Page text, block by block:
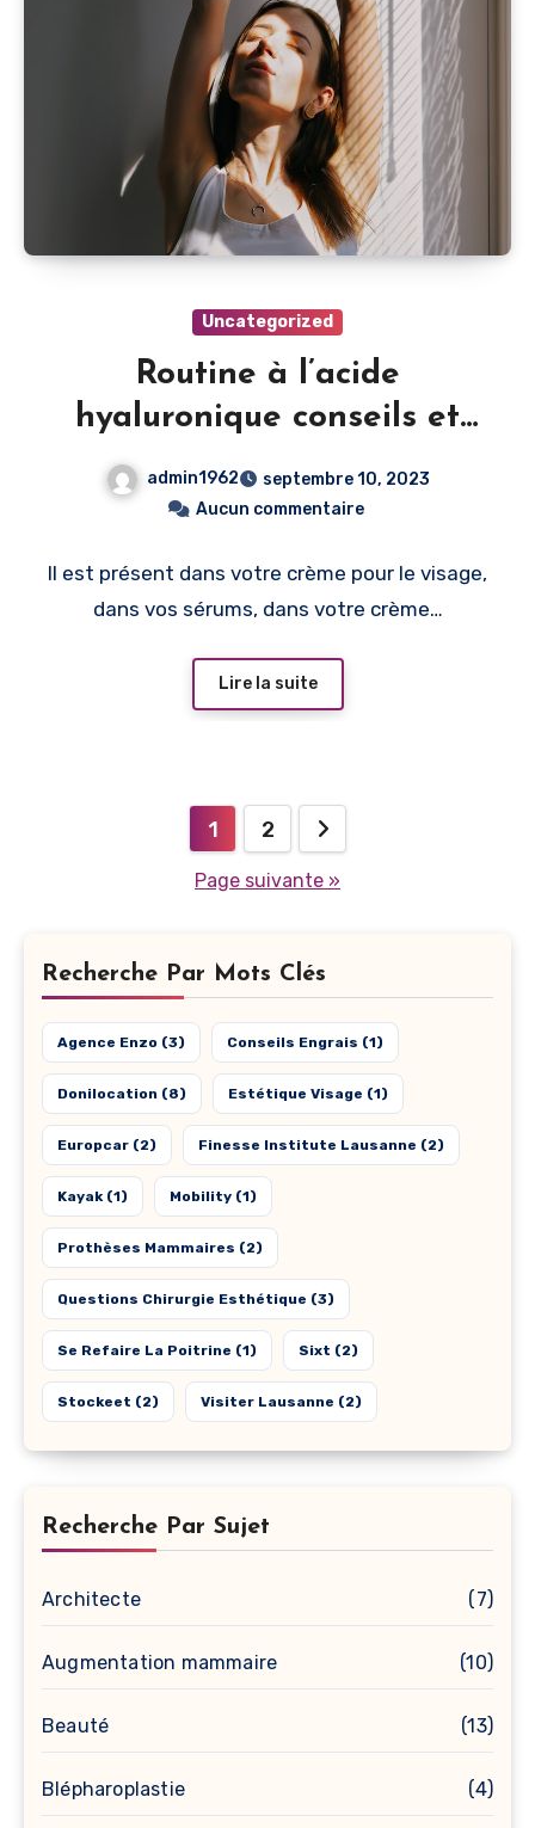
Uncategorized
Routine à l’acide
hyaluronique conseils et
admin1962
septembre 10, 2023
Aucun commentaire
Il est présent dans votre crème pour le visage,
dans vos sérums, dans votre crème…
Lire la suite
Pagination
1 2
Page suivante »
Recherche Par Mots Clés
Agence Enzo (3) Conseils Engrais (1)
Donilocation (8) Estétique Visage (1)
Europcar (2) Finesse Institute Lausanne (2)
Kayak (1) Mobility (1)
Prothèses Mammaires (2)
Questions Chirurgie Esthétique (3)
Se Refaire La Poitrine (1) Sixt (2)
Stockeet (2) Visiter Lausanne (2)
Recherche Par Sujet
Architecte (7)
Augmentation mammaire (10)
Beauté (13)
Blépharoplastie (4)